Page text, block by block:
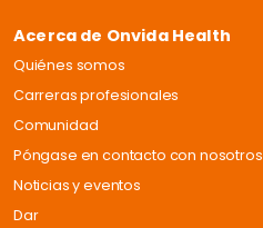
Acerca de Onvida Health
Quiénes somos
Carreras profesionales
Comunidad
Póngase en contacto con nosotros
Noticias y eventos
Dar